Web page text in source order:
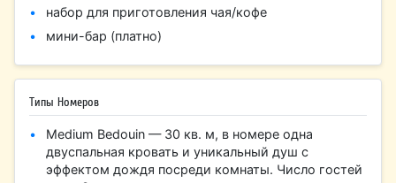
набор для приготовления чая/кофе
мини-бар (платно)
Типы Номеров
Medium Bedouin — 30 кв. м, в номере одна
двуспальная кровать и уникальный душ с
эффектом дождя посреди комнаты. Число гостей